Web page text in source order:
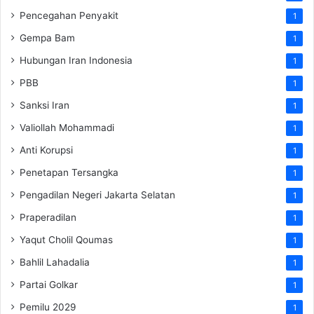
Pencegahan Penyakit 1
Gempa Bam 1
Hubungan Iran Indonesia 1
PBB 1
Sanksi Iran 1
Valiollah Mohammadi 1
Anti Korupsi 1
Penetapan Tersangka 1
Pengadilan Negeri Jakarta Selatan 1
Praperadilan 1
Yaqut Cholil Qoumas 1
Bahlil Lahadalia 1
Partai Golkar 1
Pemilu 2029 1